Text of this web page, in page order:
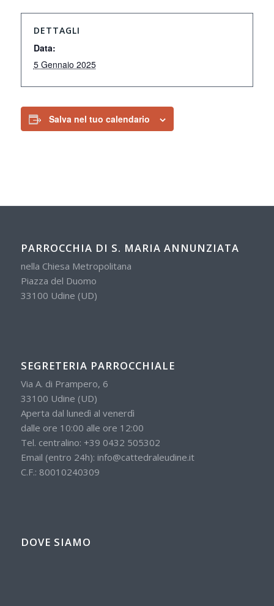
DETTAGLI
Data:
5 Gennaio 2025
Salva nel tuo calendario
PARROCCHIA DI S. MARIA ANNUNZIATA
nella Chiesa Metropolitana
Piazza del Duomo
33100 Udine (UD)
SEGRETERIA PARROCCHIALE
Via A. di Prampero, 6
33100 Udine (UD)
Aperta dal lunedì al venerdì
dalle ore 10:00 alle ore 12:00
Tel. centralino: +39 0432 505302
Email (entro 24h): info@cattedraleudine.it
C.F.: 80010240309
DOVE SIAMO